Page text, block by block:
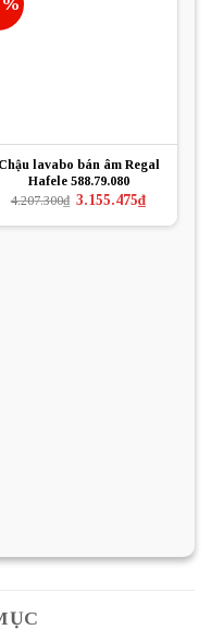
Chậu lavabo bán âm Regal
Hafele 588.79.080
4.207.300₫ Giá
là:
3.155.475₫Giá
hiện
tại